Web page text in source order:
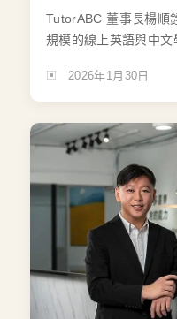
TutorABC 董事長楊順
規模的線上英語與中文
2026年1月30日